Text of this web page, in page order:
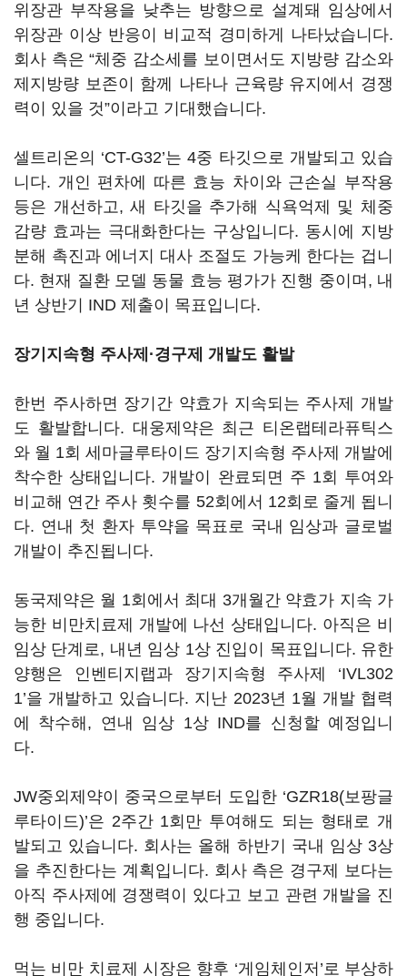
위장관 부작용을 낮추는 방향으로 설계돼 임상에서
위장관 이상 반응이 비교적 경미하게 나타났습니다.
회사 측은 “체중 감소세를 보이면서도 지방량 감소와
제지방량 보존이 함께 나타나 근육량 유지에서 경쟁
력이 있을 것”이라고 기대했습니다.
셀트리온의 ‘CT-G32’는 4중 타깃으로 개발되고 있습
니다. 개인 편차에 따른 효능 차이와 근손실 부작용
등은 개선하고, 새 타깃을 추가해 식욕억제 및 체중
감량 효과는 극대화한다는 구상입니다. 동시에 지방
분해 촉진과 에너지 대사 조절도 가능케 한다는 겁니
다. 현재 질환 모델 동물 효능 평가가 진행 중이며, 내
년 상반기 IND 제출이 목표입니다.
장기지속형 주사제·경구제 개발도 활발
한번 주사하면 장기간 약효가 지속되는 주사제 개발
도 활발합니다. 대웅제약은 최근 티온랩테라퓨틱스
와 월 1회 세마글루타이드 장기지속형 주사제 개발에
착수한 상태입니다. 개발이 완료되면 주 1회 투여와
비교해 연간 주사 횟수를 52회에서 12회로 줄게 됩니
다. 연내 첫 환자 투약을 목표로 국내 임상과 글로벌
개발이 추진됩니다.
동국제약은 월 1회에서 최대 3개월간 약효가 지속 가
능한 비만치료제 개발에 나선 상태입니다. 아직은 비
임상 단계로, 내년 임상 1상 진입이 목표입니다. 유한
양행은 인벤티지랩과 장기지속형 주사제 ‘IVL302
1’을 개발하고 있습니다. 지난 2023년 1월 개발 협력
에 착수해, 연내 임상 1상 IND를 신청할 예정입니
다.
JW중외제약이 중국으로부터 도입한 ‘GZR18(보팡글
루타이드)’은 2주간 1회만 투여해도 되는 형태로 개
발되고 있습니다. 회사는 올해 하반기 국내 임상 3상
을 추진한다는 계획입니다. 회사 측은 경구제 보다는
아직 주사제에 경쟁력이 있다고 보고 관련 개발을 진
행 중입니다.
먹는 비만 치료제 시장은 향후 ‘게임체인저’로 부상하